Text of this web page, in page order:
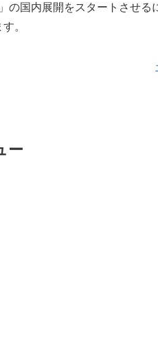
の国内展開をスタートさせ
。
ー